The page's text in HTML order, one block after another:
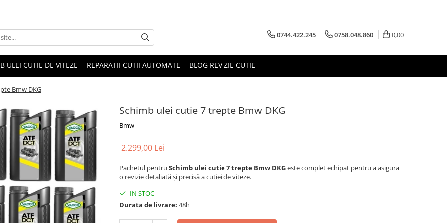
0744.422.245 0758.048.860 0,00
ULEI CUTIE DE VITEZE REPARATII CUTII AUTOMATE BLOG REVIZIE CUTIE
Bmw DKG
Schimb ulei cutie 7 trepte Bmw DKG
Bmw
2.299,00 Lei
Pachetul pentru Schimb ulei cutie 7 trepte Bmw DKGeste complet echipat pentru a asigura
o revizie detaliată și precisă a cutiei de viteze.
IN STOC
Durata de livrare: 48h